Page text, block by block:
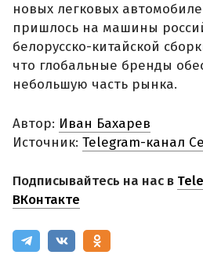
новых легковых
пришлось на машины
белорусско-китайской
что глобальные бренды
небольшую часть рынка.
Автор: Иван Бахарев
Источник: Telegram-канал
Подписывайтесь на нас в
ВКонтакте